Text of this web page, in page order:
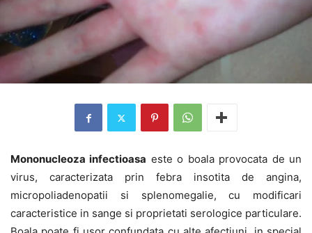
Mononucleoza infectioasa este o boala provocata de un
virus, caracterizata prin febra insotita de angina,
micropoliadenopatii si splenomegalie, cu modificari
caracteristice in sange si proprietati serologice particulare.